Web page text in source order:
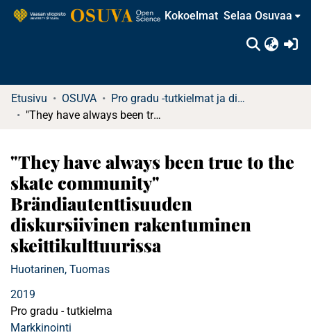
Kokoelmat Selaa Osuvaa
Etusivu OSUVA
Pro gradu -tutkielmat ja diplomityöt (rajattu saatavuus)
"They have always been true to the skate community" Brändiautenttisuuden diskursiivinen rakentuminen skeittikulttuurissa
"They have always been true to the
skate community"
Brändiautenttisuuden
diskursiivinen rakentuminen
skeittikulttuurissa
Huotarinen, Tuomas
2019
Pro gradu - tutkielma
Markkinointi